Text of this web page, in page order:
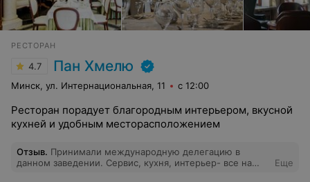
РЕСТОРАН
4.7 Пан Хмелю
Минск, ул. Интернациональная, 11 с 12:00
Ресторан порадует благородным интерьером, вкусной
кухней и удобным месторасположением
Отзыв. Принимали международную делегацию в
данном заведении. Сервис, кухня, интерьер- все на
Еще